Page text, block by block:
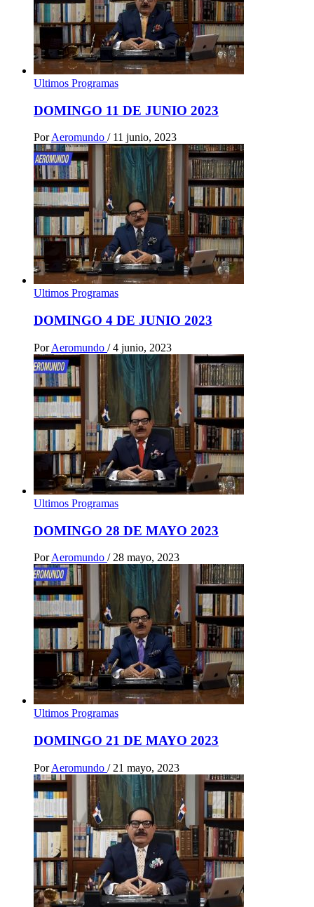
Ultimos Programas
DOMINGO 11 DE JUNIO 2023
PorAeromundo / 11 junio, 2023
Ultimos Programas
DOMINGO 4 DE JUNIO 2023
Por Aeromundo / 4 junio, 2023
Ultimos Programas
DOMINGO 28 DE MAYO 2023
Por Aeromundo / 28 mayo, 2023
Ultimos Programas
DOMINGO 21 DE MAYO 2023
Por Aeromundo / 21 mayo, 2023